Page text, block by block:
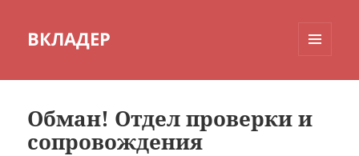
ВКЛАДЕР
Обман! Отдел проверки и
сопровождения